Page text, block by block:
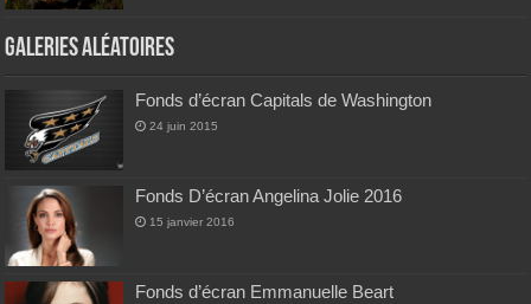
Galeries Aléatoires
Fonds d’écran Capitals de Washington
24 juin 2015
Fonds D’écran Angelina Jolie 2016
15 janvier 2016
Fonds d’écran Emmanuelle Beart